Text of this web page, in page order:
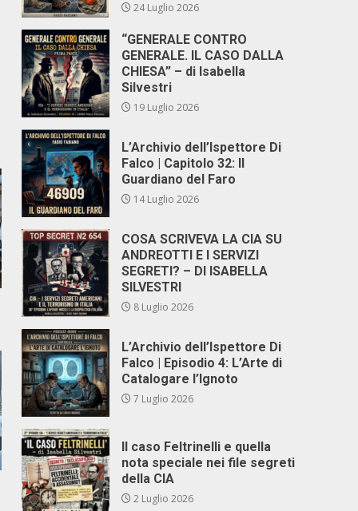
24 Luglio 2026
“GENERALE CONTRO
GENERALE. IL CASO DALLA
CHIESA” – di Isabella
Silvestri
19 Luglio 2026
L’Archivio dell’Ispettore Di
Falco | Capitolo 32: Il
Guardiano del Faro
14 Luglio 2026
COSA SCRIVEVA LA CIA SU
ANDREOTTI E I SERVIZI
SEGRETI? – DI ISABELLA
SILVESTRI
8 Luglio 2026
L’Archivio dell’Ispettore Di
Falco | Episodio 4: L’Arte di
Catalogare l’Ignoto
7 Luglio 2026
Il caso Feltrinelli e quella
nota speciale nei file segreti
della CIA
2 Luglio 2026